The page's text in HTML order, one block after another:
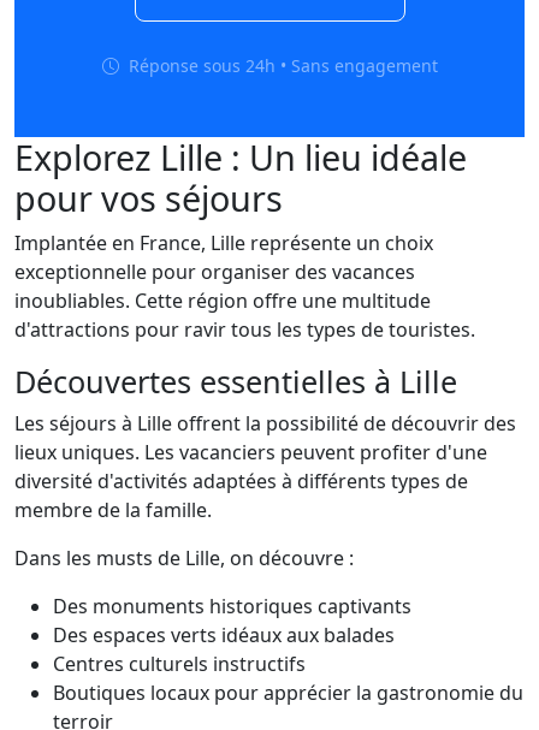
Réponse sous 24h • Sans engagement
Explorez Lille : Un lieu idéale
pour vos séjours
Implantée en France, Lille représente un choix
exceptionnelle pour organiser des vacances
inoubliables. Cette région offre une multitude
d'attractions pour ravir tous les types de touristes.
Découvertes essentielles à Lille
Les séjours à Lille offrent la possibilité de découvrir des
lieux uniques. Les vacanciers peuvent profiter d'une
diversité d'activités adaptées à différents types de
membre de la famille.
Dans les musts de Lille, on découvre :
Des monuments historiques captivants
Des espaces verts idéaux aux balades
Centres culturels instructifs
Boutiques locaux pour apprécier la gastronomie du
terroir